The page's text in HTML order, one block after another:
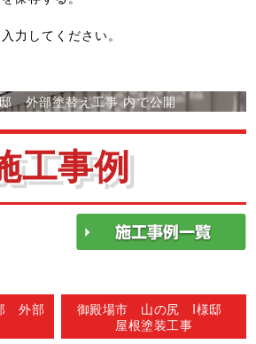
力してください。
外部塗替え工事 内で公開
工事例
外部
御殿場市 山の尻 I様邸
屋根塗装工事